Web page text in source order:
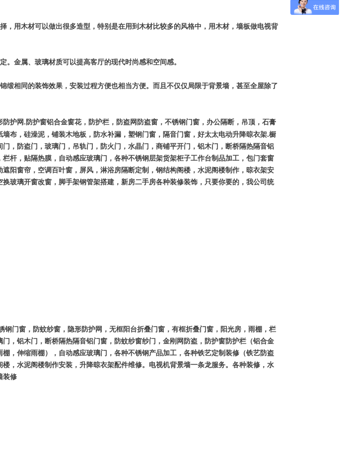
用木材可以做出很多造型，特别是在用到木材比较多的风格中，用木材，墙板做电视背
金属、玻璃材质可以提高客厅的现代时尚感和空间感。
相同的装饰效果，安装过程方便也相当方便。而且不仅仅局限于背景墙，甚至全屋除了
防护网 . 防护窗铝合金窗花，防护栏，防盗网防盗窗，不锈钢门窗，办公隔断，吊顶，石膏
布，硅澡泥，铺装木地板，防水补漏，塑钢门窗，隔音门窗，好太太电动升降晾衣架.橱
，防盗门，玻璃门，吊轨门，防火门，水晶门，商铺平开门，铝木门，断桥隔热隔音铝
杆，贴隔热膜，自动感应玻璃门，各种不锈钢层架货架柜子工作台制品加工，包门套窗
阳窗帘，空调百叶窗，屏风，淋浴房隔断定制，钢结构阁楼，水泥阁楼制作，晾衣架安
玻璃开窗改窗，脚手架钢管架搭建，新房二手房各种装修装饰，只要你要的，我公司统
钢门窗，防蚊纱窗，隐形防护网，无框阳台折叠门窗，有框折叠门窗，阳光房，雨棚，栏
，铝木门，断桥隔热隔音铝门窗，防蚊纱窗纱门，金刚网防盗，防护窗防护栏（铝合金
，伸缩雨棚），自动感应玻璃门，各种不锈钢产品加工，各种铁艺定制装修（铁艺防盗
，水泥阁楼制作安装，升降晾衣架配件维修。电视机背景墙一条龙服务。各种装修，水
装修